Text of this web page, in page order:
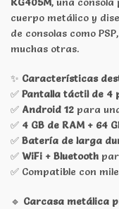
cuerpo metálico y
de consolas como
muchas otras.
✨ Características
✅ Pantalla táctil de 4
✅ Android 12 para
✅ 4 GB de RAM + 64
✅ Batería de larga
✅ WiFi + Bluetooth
✅ Compatible con
🔹 Carcasa metálica